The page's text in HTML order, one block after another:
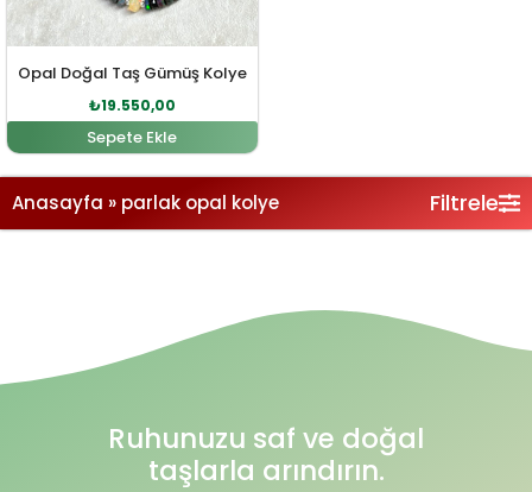
Opal Doğal Taş Gümüş Kolye
₺19.550,00
Sepete Ekle
Anasayfa » parlak opal kolye Filtrele
Ruhunuzu saf ve doğal
taşlarla arındırın.